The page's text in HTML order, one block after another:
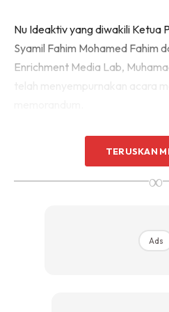
Nu Ideaktiv yang diwakili Ketua
Syamil Fahim Mohamed Fahim
Enrichment Media Lab,
TERUSKAN
∞
Ads